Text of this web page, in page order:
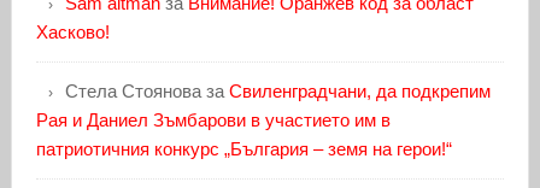
Хасково!
Стела Стояноваза Свиленградчани, да подкрепим
Рая и Даниел Зъмбарови в участието им в
патриотичния конкурс „България – земя на герои!“